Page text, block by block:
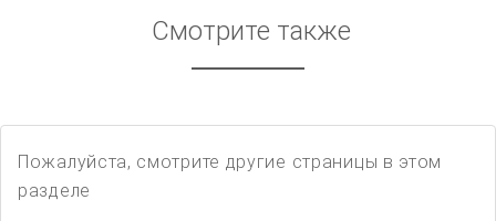
Смотрите также
Пожалуйста, смотрите другие страницы в этом
разделе